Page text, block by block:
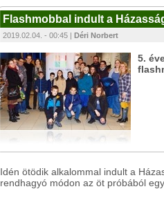
Flashmobbal indult a
2019.02.04. - 00:45 | Déri Norbert
5.
Idén ötödik alkalommal indult a
rendhagyó módon az öt próbából